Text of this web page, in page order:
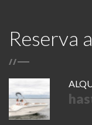
Reserva
/ /